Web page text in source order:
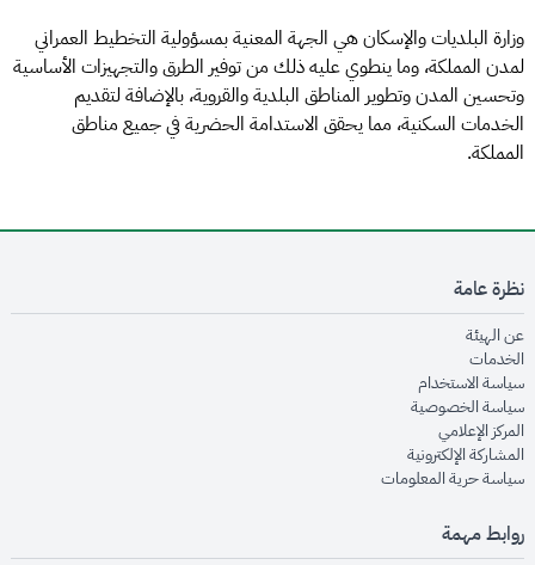
وزارة البلديات والإسكان هي الجهة المعنية بمسؤولية التخطيط العمراني
لمدن المملكة، وما ينطوي عليه ذلك من توفير الطرق والتجهيزات الأساسية
وتحسين المدن وتطوير المناطق البلدية والقروية، بالإضافة لتقديم
الخدمات السكنية، مما يحقق الاستدامة الحضرية في جميع مناطق
المملكة.
نظرة عامة
عن الهيئةopens in new window
الخدماتopens in new window
سياسة الاستخدام
سياسة الخصوصيةopens in new window
المركز الإعلاميopens in new window
المشاركة الإلكترونيةopens in new window
سياسة حرية المعلوماتopens in new window
روابط مهمة